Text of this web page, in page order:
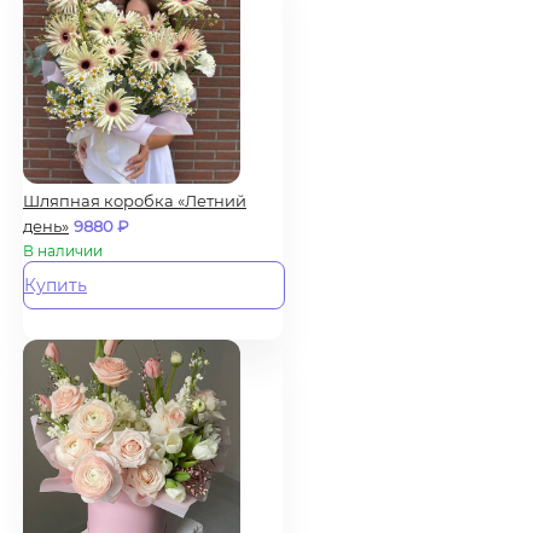
Шляпная коробка «Летний
день» 9880₽
В наличии
Купить